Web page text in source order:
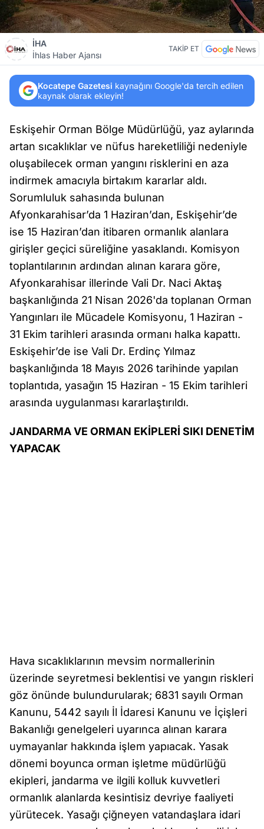
İHA
İhlas Haber Ajansı
TAKİP ET
Kocatepe Gazetesi kaynağını Google'da tercih edilen
kaynak olarak ekleyin!
Eskişehir Orman Bölge Müdürlüğü, yaz aylarında
artan sıcaklıklar ve nüfus hareketliliği nedeniyle
oluşabilecek orman yangını risklerini en aza
indirmek amacıyla birtakım kararlar aldı.
Sorumluluk sahasında bulunan
Afyonkarahisar’da 1 Haziran’dan, Eskişehir’de
ise 15 Haziran’dan itibaren ormanlık alanlara
girişler geçici süreliğine yasaklandı. Komisyon
toplantılarının ardından alınan karara göre,
Afyonkarahisar illerinde Vali Dr. Naci Aktaş
başkanlığında 21 Nisan 2026'da toplanan Orman
Yangınları ile Mücadele Komisyonu, 1 Haziran -
31 Ekim tarihleri arasında ormanı halka kapattı.
Eskişehir’de ise Vali Dr. Erdinç Yılmaz
başkanlığında 18 Mayıs 2026 tarihinde yapılan
toplantıda, yasağın 15 Haziran - 15 Ekim tarihleri
arasında uygulanması kararlaştırıldı.
JANDARMA VE ORMAN EKİPLERİ SIKI DENETİM
YAPACAK
Hava sıcaklıklarının mevsim normallerinin
üzerinde seyretmesi beklentisi ve yangın riskleri
göz önünde bulundurularak; 6831 sayılı Orman
Kanunu, 5442 sayılı İl İdaresi Kanunu ve İçişleri
Bakanlığı genelgeleri uyarınca alınan karara
uymayanlar hakkında işlem yapıacak. Yasak
dönemi boyunca orman işletme müdürlüğü
ekipleri, jandarma ve ilgili kolluk kuvvetleri
ormanlık alanlarda kesintisiz devriye faaliyeti
yürütecek. Yasağı çiğneyen vatandaşlara idari